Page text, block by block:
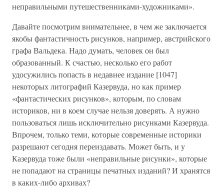
неправильными путешественниками-художниками».
Давайте посмотрим внимательнее, в чем же заключается
якобы фантастичность рисунков, например, австрийского
графа Вальдека. Надо думать, человек он был
образованный. К счастью, несколько его работ
удосужились попасть в недавнее издание [1047]
некоторых литографий Казервуда, но как пример
«фантастических рисунков», которым, по словам
историков, ни в коем случае нельзя доверять. А нужно
пользоваться лишь исключительно рисунками Казервуда.
Впрочем, только теми, которые современные историки
разрешают сегодня переиздавать. Может быть, и у
Казервуда тоже были «неправильные рисунки», которые
не попадают на страницы печатных изданий? И хранятся
в каких-либо архивах?